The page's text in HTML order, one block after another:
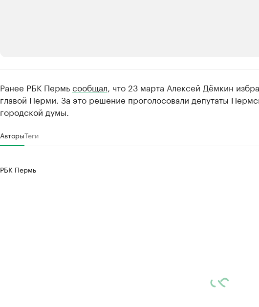
Крупнейшие производители и продавцы медийной
Ознакомьтесь с информацией в каталоге
Ранее РБК Пермьсообщал , что 23 марта Алексей Дёмкин
главой Перми. За это решение проголосовали депутаты
городской думы.
АвторыТеги
РБК Пермь